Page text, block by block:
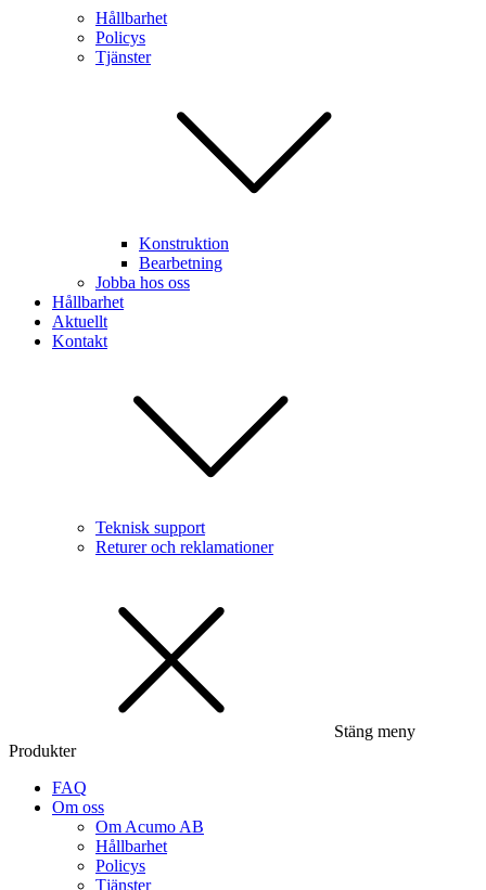
Hållbarhet
Policys
Tjänster
Konstruktion
Bearbetning
Jobba hos oss
Hållbarhet
Aktuellt
Kontakt
Teknisk support
Returer och reklamationer
Stäng meny
Produkter
FAQ
Om oss
Om Acumo AB
Hållbarhet
Policys
Tjänster